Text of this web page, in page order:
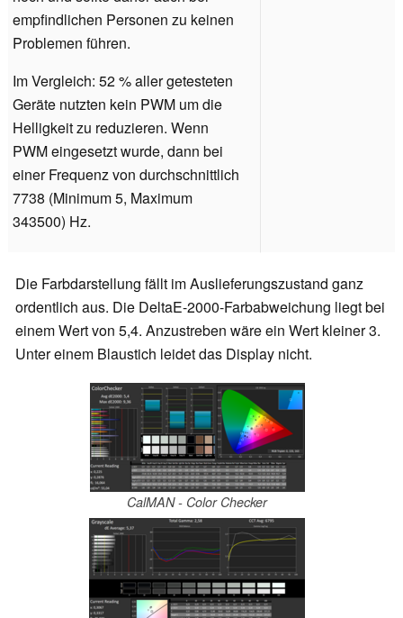
empfindlichen Personen zu keinen
Problemen führen.
Im Vergleich: 52 % aller getesteten
Geräte nutzten kein PWM um die
Helligkeit zu reduzieren. Wenn
PWM eingesetzt wurde, dann bei
einer Frequenz von durchschnittlich
7738 (Minimum 5, Maximum
343500) Hz.
Die Farbdarstellung fällt im Auslieferungszustand ganz
ordentlich aus. Die DeltaE-2000-Farbabweichung liegt bei
einem Wert von 5,4. Anzustreben wäre ein Wert kleiner 3.
Unter einem Blaustich leidet das Display nicht.
CalMAN - Color Checker